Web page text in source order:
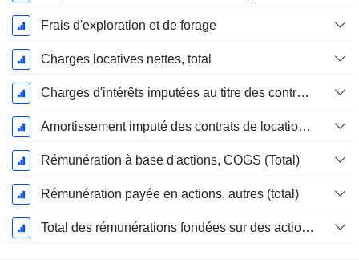
Frais d'exploration et de forage
Charges locatives nettes, total
Charges d'intérêts imputées au titre des contrats de location
Amortissement imputé des contrats de location simple
Rémunération à base d'actions, COGS (Total)
Rémunération payée en actions, autres (total)
Total des rémunérations fondées sur des actions